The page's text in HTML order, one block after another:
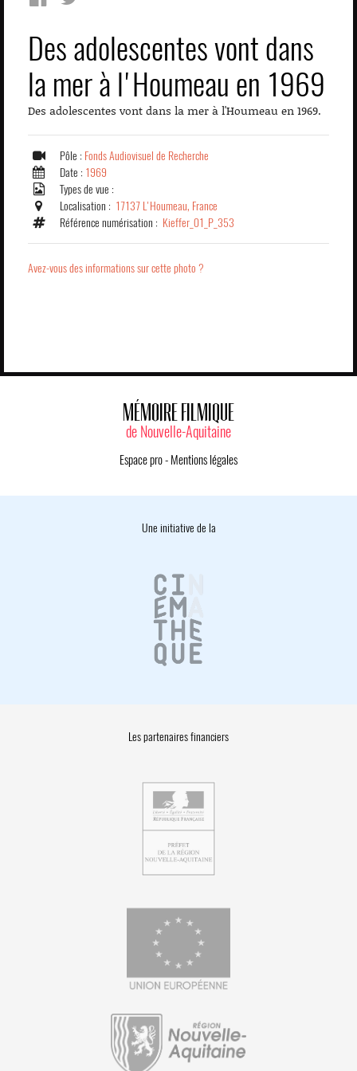
Des adolescentes vont dans
la mer à l'Houmeau en 1969
Des adolescentes vont dans la mer à l'Houmeau en 1969.
Pôle : Fonds Audiovisuel de Recherche
Date : 1969
Types de vue :
Localisation : 17137 L'Houmeau, France
Référence numérisation : Kieffer_01_P_353
Avez-vous des informations sur cette photo ?
MÉMOIRE FILMIQUE
de Nouvelle-Aquitaine
Espace pro- Mentions légales
Une initiative de la
Les partenaires financiers